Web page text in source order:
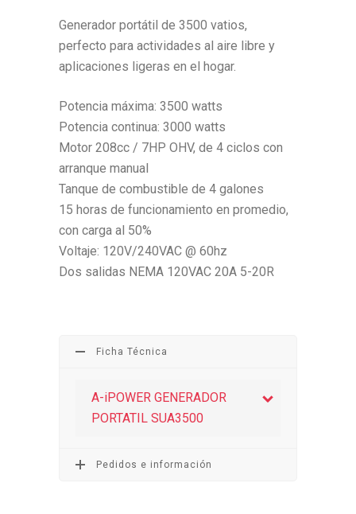
Generador portátil de 3500 vatios,
perfecto para actividades al aire libre y
aplicaciones ligeras en el hogar.
Potencia máxima: 3500 watts
Potencia continua: 3000 watts
Motor 208cc / 7HP OHV, de 4 ciclos con
arranque manual
Tanque de combustible de 4 galones
15 horas de funcionamiento en promedio,
con carga al 50%
Voltaje: 120V/240VAC @ 60hz
Dos salidas NEMA 120VAC 20A 5-20R
Ficha Técnica
A-iPOWER GENERADOR
PORTATIL SUA3500
Pedidos e información